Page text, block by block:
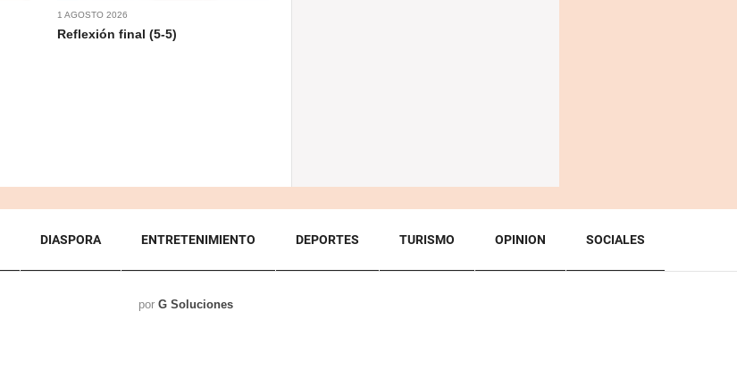
1 AGOSTO 2026
Reflexión final (5-5)
DIASPORA ENTRETENIMIENTO DEPORTES TURISMO OPINION SOCIALES
por G Soluciones